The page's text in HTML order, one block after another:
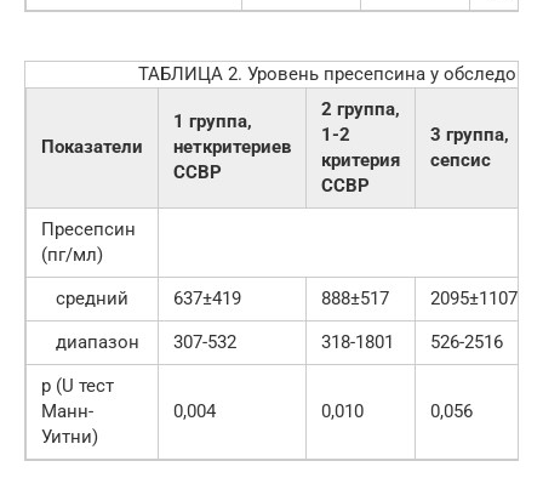
ТАБЛИЦА 2. Уровень пресепсина у
Показатели
1 группа,
неткритериев
ССВР
2 группа,
1-2
критерия
ССВР
3 группа,
сепсис
Пресепсин
(пг/мл)
средний
637±419 888±517
2095±1107
диапазон
307-532 318-1801
526-2516
р (U тест
Maнн-
Уитни)
0,004 0,010 0,056